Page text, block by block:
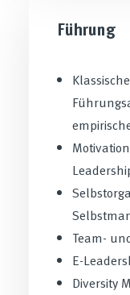
Führung
Team-
E-
Diversity